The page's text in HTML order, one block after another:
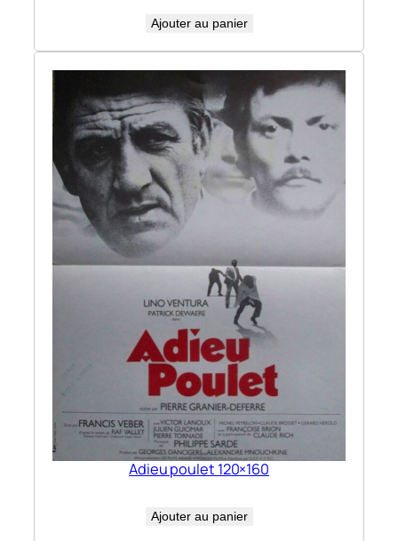
Ajouter au panier
Adieu poulet 120×160
Ajouter au panier